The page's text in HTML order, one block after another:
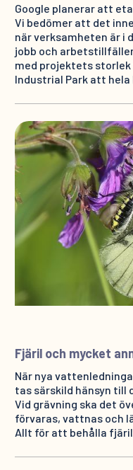
Google planerar att
Vi bedömer att det
när verksamheten är
jobb och
med projektets
Industrial Park att hela
Fjäril och mycket
När nya
tas särskild hänsyn till
Vid grävning ska det
förvaras, vattnas och
Allt för att behålla